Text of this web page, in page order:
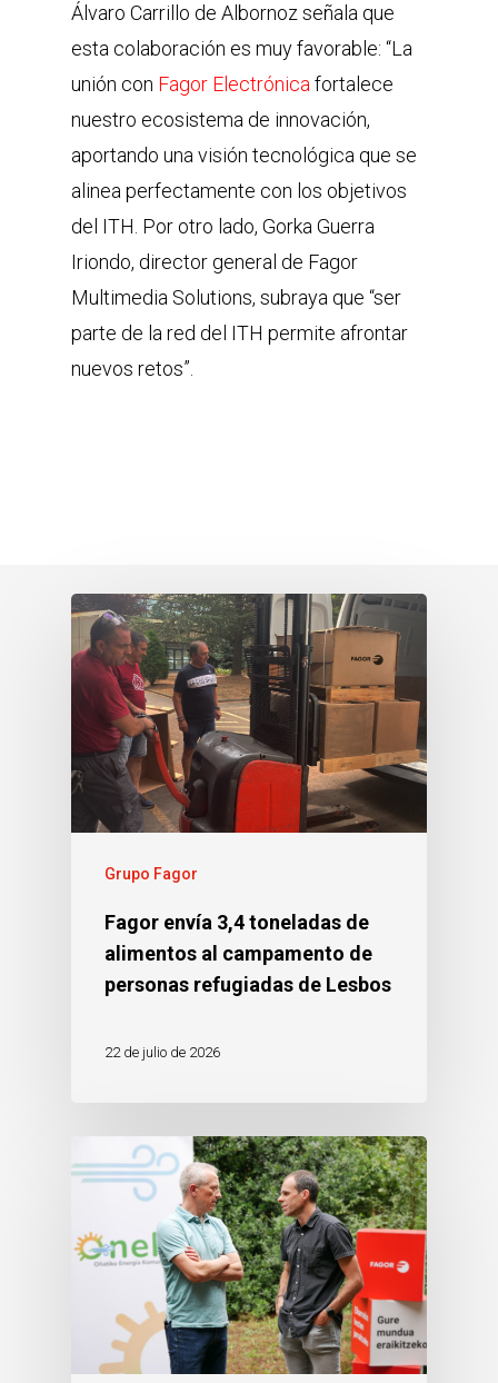
Álvaro Carrillo de Albornoz señala que
esta colaboración es muy favorable: “La
unión con Fagor Electrónica fortalece
nuestro ecosistema de innovación,
aportando una visión tecnológica que se
alinea perfectamente con los objetivos
del ITH. Por otro lado, Gorka Guerra
Iriondo, director general de Fagor
Multimedia Solutions, subraya que “ser
parte de la red del ITH permite afrontar
nuevos retos”.
Grupo Fagor
Fagor envía 3,4 toneladas de
alimentos al campamento de
personas refugiadas de Lesbos
22 de julio de 2026